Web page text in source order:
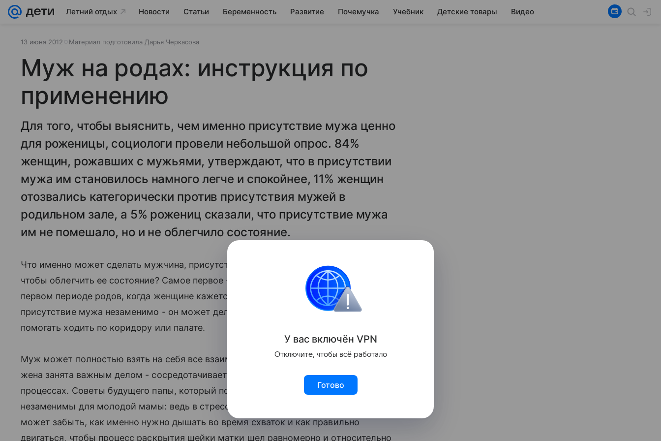
Летний отдых Новости Статьи Беременность Развитие Почемучка Учебник Детские товары Видео
13 июня 2012 Материал подготовила Дарья Черкасова
Муж на родах: инструкция по
применению
Для того, чтобы выяснить, чем именно присутствие мужа ценно
для роженицы, социологи провели небольшой опрос. 84%
женщин, рожавших с мужьями, утверждают, что в присутствии
мужа им становилось намного легче и спокойнее, 11% женщин
отозвались категорически против присутствия мужей в
родильном зале, а 5% рожениц сказали, что присутствие мужа
им не помешало, но и не облегчило состояние.
Что именно может сделать мужчина, присутствующий при
любимой женщины,
чтобы облегчить ее состояние? Самое первое - это внимание и сочувствие. В долгом
первом периоде родов, когда женщине кажется, что схватки будут длиться вечность,
присутствие мужа незаменимо - он может делать массаж поясницы, подавать воду,
помогать ходить по коридору или палате.
Муж может полностью взять на себя все взаимодействие с медперсоналом, пока его
жена занята важным делом - сосредотачивается на происходящих в ее организме
процессах. Советы будущего папы, который посещал курсы для родителей, бывают
незаменимы для молодой мамы: ведь в стрессовой ситуации роженица вполне
может забыть, как именно нужно дышать во время схваток и как правильно
двигаться, чтобы процесс раскрытия шейки матки шел равномерно и относительно
У вас включён VPN
Отключите, чтобы всё работало
Готово